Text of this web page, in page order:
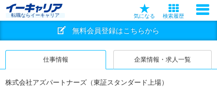
転職ならイーキャリア 気になる 検索履歴
無料会員登録はこちらから
仕事情報 企業情報・求人一覧
株式会社アズパートナーズ（東証スタンダード上場）